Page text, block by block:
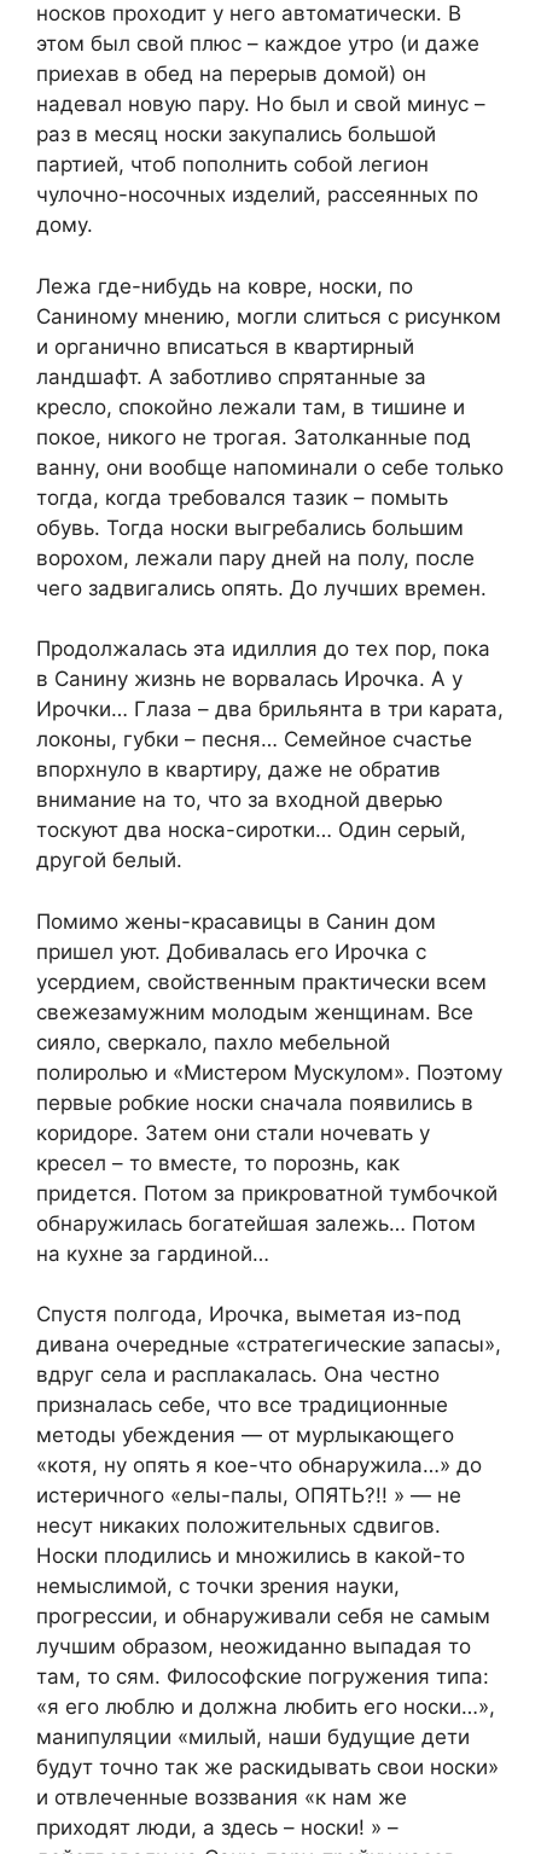
носков проходит у него автоматически. В
этом был свой плюс – каждое утро (и даже
приехав в обед на перерыв домой) он
надевал новую пару. Но был и свой минус –
раз в месяц носки закупались большой
партией, чтоб пополнить собой легион
чулочно-носочных изделий, рассеянных по
дому.
Лежа где-нибудь на ковре, носки, по
Саниному мнению, могли слиться с рисунком
и органично вписаться в квартирный
ландшафт. А заботливо спрятанные за
кресло, спокойно лежали там, в тишине и
покое, никого не трогая. Затолканные под
ванну, они вообще напоминали о себе только
тогда, когда требовался тазик – помыть
обувь. Тогда носки выгребались большим
ворохом, лежали пару дней на полу, после
чего задвигались опять. До лучших времен.
Продолжалась эта идиллия до тех пор, пока
в Санину жизнь не ворвалась Ирочка. А у
Ирочки… Глаза – два брильянта в три карата,
локоны, губки – песня… Семейное счастье
впорхнуло в квартиру, даже не обратив
внимание на то, что за входной дверью
тоскуют два носка-сиротки… Один серый,
другой белый.
Помимо жены-красавицы в Санин дом
пришел уют. Добивалась его Ирочка с
усердием, свойственным практически всем
свежезамужним молодым женщинам. Все
сияло, сверкало, пахло мебельной
полиролью и «Мистером Мускулом». Поэтому
первые робкие носки сначала появились в
коридоре. Затем они стали ночевать у
кресел – то вместе, то порознь, как
придется. Потом за прикроватной тумбочкой
обнаружилась богатейшая залежь… Потом
на кухне за гардиной…
Спустя полгода, Ирочка, выметая из-под
дивана очередные «стратегические запасы»,
вдруг села и расплакалась. Она честно
призналась себе, что все традиционные
методы убеждения — от мурлыкающего
«котя, ну опять я кое-что обнаружила…» до
истеричного «елы-палы, ОПЯТЬ?!! » — не
несут никаких положительных сдвигов.
Носки плодились и множились в какой-то
немыслимой, с точки зрения науки,
прогрессии, и обнаруживали себя не самым
лучшим образом, неожиданно выпадая то
там, то сям. Философские погружения типа:
«я его люблю и должна любить его носки…»,
манипуляции «милый, наши будущие дети
будут точно так же раскидывать свои носки»
и отвлеченные воззвания «к нам же
приходят люди, а здесь – носки! » –